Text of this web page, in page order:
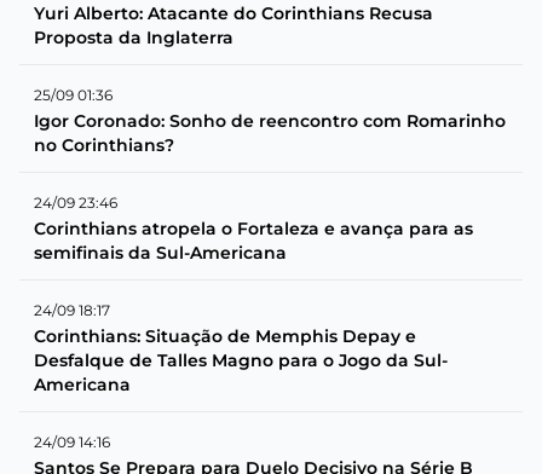
Yuri Alberto: Atacante do Corinthians Recusa
Proposta da Inglaterra
25/09 01:36
Igor Coronado: Sonho de reencontro com Romarinho
no Corinthians?
24/09 23:46
Corinthians atropela o Fortaleza e avança para as
semifinais da Sul-Americana
24/09 18:17
Corinthians: Situação de Memphis Depay e
Desfalque de Talles Magno para o Jogo da Sul-
Americana
24/09 14:16
Santos Se Prepara para Duelo Decisivo na Série B